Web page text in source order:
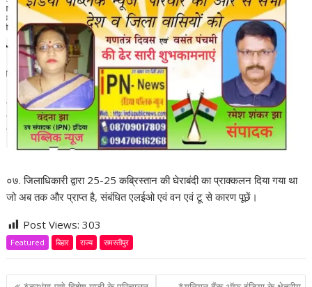
०७. जिलाधिकारी द्वारा 25-25 कब्रिस्तान की घेराबंदी का प्राक्कलन दिया गया था
जो अब तक और प्राप्त है, संबंधित एलईओ एवं वन एवं टू से कारण पूछें।
Post Views:303
Featured बिहार राज्य समस्तीपुर